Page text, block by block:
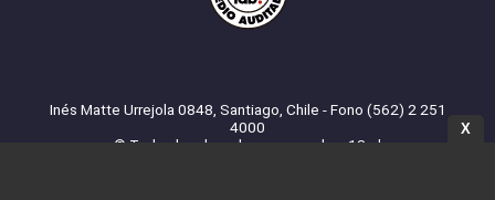
Inés Matte Urrejola 0848, Santiago, Chile - Fono (562) 2 251
4000
© Todos los derechos reservados. 13.cl
X